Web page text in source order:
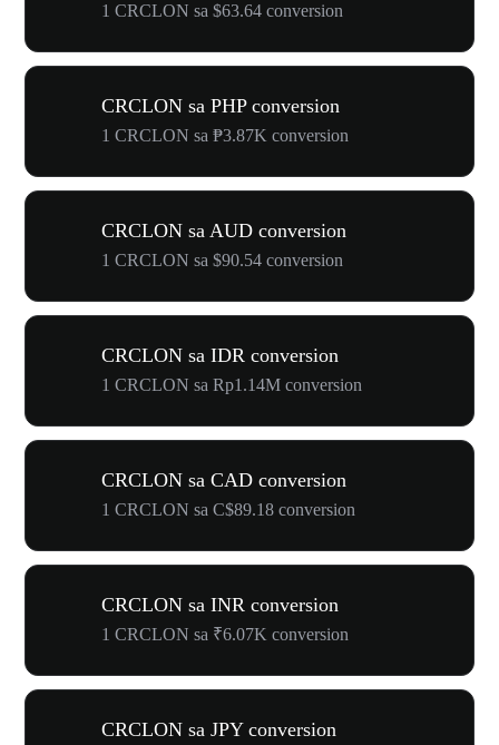
1 CRCLON sa $63.64 conversion
CRCLON sa PHP conversion
1 CRCLON sa ₱3.87K conversion
CRCLON sa AUD conversion
1 CRCLON sa $90.54 conversion
CRCLON sa IDR conversion
1 CRCLON sa Rp1.14M conversion
CRCLON sa CAD conversion
1 CRCLON sa C$89.18 conversion
CRCLON sa INR conversion
1 CRCLON sa ₹6.07K conversion
CRCLON sa JPY conversion